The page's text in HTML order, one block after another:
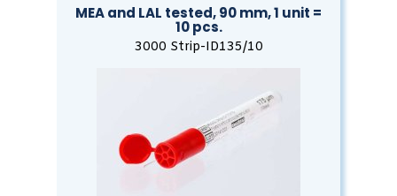
MEA and LAL tested, 90 mm, 1 unit =
10 pcs.
3000 Strip-ID135/10